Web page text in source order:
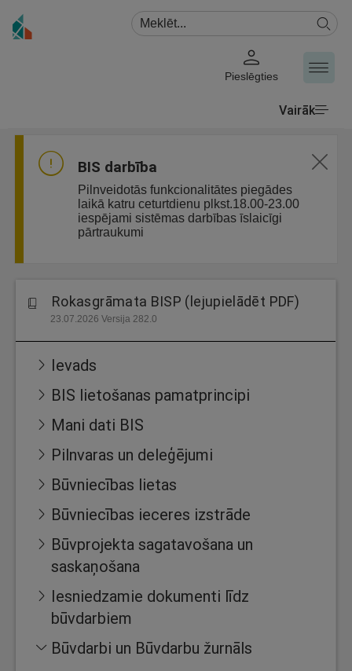
Pieslēgties
Vairāk
BIS darbība
Pilnveidotās funkcionalitātes piegādes
laikā katru ceturtdienu plkst.18.00-23.00
iespējami sistēmas darbības īslaicīgi
pārtraukumi
Rokasgrāmata BISP (lejupielādēt PDF)
23.07.2026 Versija 282.0
Ievads
BIS lietošanas pamatprincipi
Mani dati BIS
Pilnvaras un deleģējumi
Būvniecības lietas
Būvniecības ieceres izstrāde
Būvprojekta sagatavošana un
saskaņošana
Iesniedzamie dokumenti līdz
būvdarbiem
Būvdarbi un Būvdarbu žurnāls